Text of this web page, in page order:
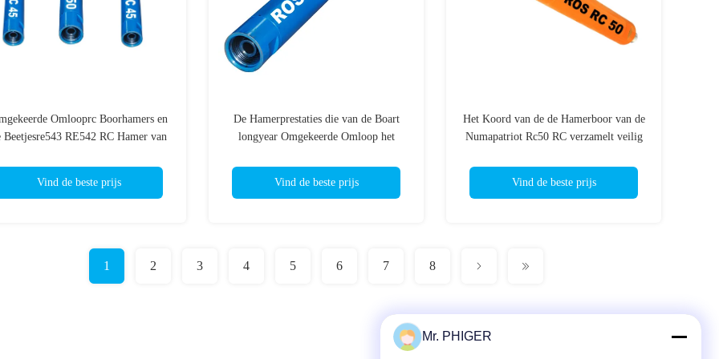
Omlooprc Boorhamers en
Beetjesre543 RE542 RC Hamer van
Vind de beste prijs
De Hamerprestaties die van de Boart
longyear Omgekeerde Omloop het
Vind de beste prijs
Het Koord van de de Hamerboor van de
Numapatriot Rc50 RC verzamelt veilig
Vind de beste prijs
1 2 3 4 5 6 7 8
Mr. PHIGER